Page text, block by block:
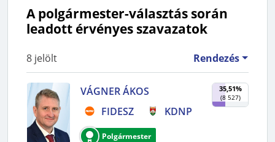
A polgármester-választás során
leadott érvényes szavazatok
8 jelölt Rendezés
VÁGNER ÁKOS
FIDESZ
KDNP
Polgármester
35,51%
(8 527)